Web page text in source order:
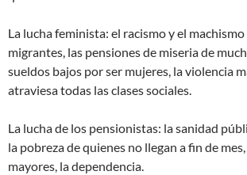
La lucha feminista: el racismo y el
migrantes, las pensiones de miseria de
sueldos bajos por ser mujeres, la violencia
atraviesa todas las clases sociales.
La lucha de los pensionistas: la sanidad
la pobreza de quienes no llegan a fin de
mayores, la dependencia.